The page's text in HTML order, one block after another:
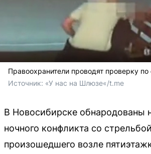
Правоохранители проводят проверку
Источник: «У нас на Шлюзе«/t.me
В Новосибирске обнародованы
ночного конфликта со
произошедшего возле